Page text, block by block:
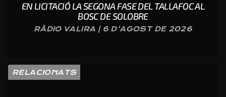
EN LICITACIÓ LA SEGONA FASE DEL TALLAFOC AL
BOSC DE SOLOBRE
RÀDIO VALIRA | 6 D'AGOST DE 2026
RELACIONATS